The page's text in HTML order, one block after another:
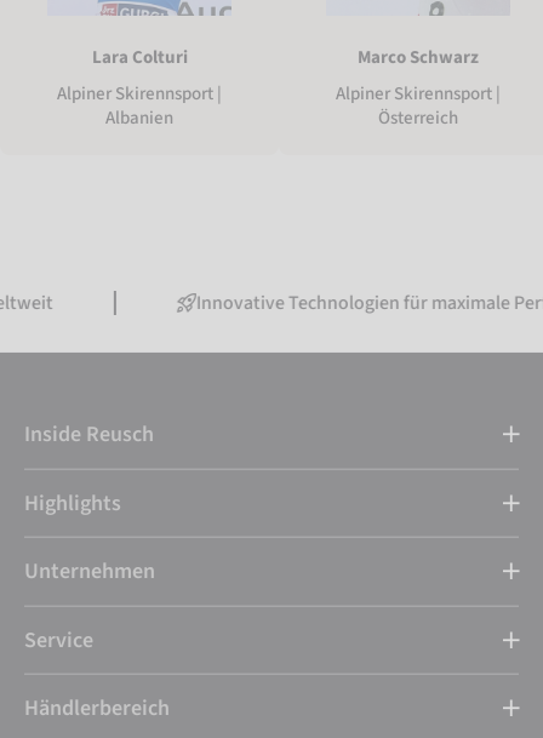
Lara Colturi
Alpiner Skirennsport |
Albanien
Marco Schwarz
Alpiner Skirennsport |
Österreich
Innovative Technologien für maximale Performance
Inside Reusch
Highlights
Unternehmen
Service
Händlerbereich